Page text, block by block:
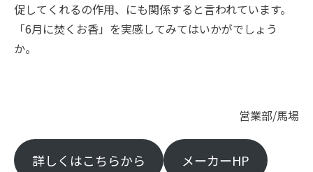
促してくれるの作用、にも関係すると言われています。
「6月に焚くお香」を実感してみてはいかがでしょう
か。
営業部/馬場
詳しくはこちらから メーカーHP